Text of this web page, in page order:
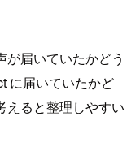
届いていたかどう
に届いていたかど
えると整理しやすい